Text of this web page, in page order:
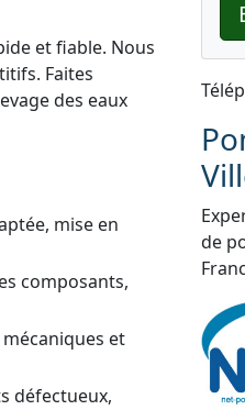
et fiable. Nous
Faites
des eaux
mise en
composants,
et
défectueux,
de